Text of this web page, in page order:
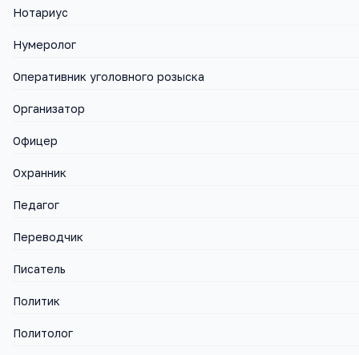
Нотариус
Нумеролог
Оперативник уголовного розыска
Организатор
Офицер
Охранник
Педагог
Переводчик
Писатель
Политик
Политолог